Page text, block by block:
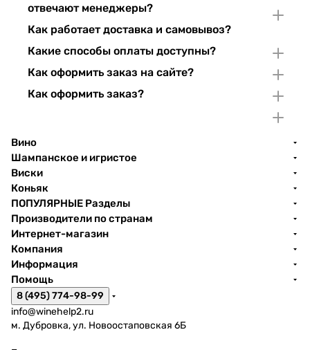
отвечают менеджеры?
Как работает доставка и самовывоз?
Какие способы оплаты доступны?
Как оформить заказ на сайте?
Как оформить заказ?
Вино
Шампанское и игристое
Виски
Коньяк
ПОПУЛЯРНЫЕ Разделы
Производители по странам
Интернет-магазин
Компания
Информация
Помощь
8 (495) 774-98-99
info@winehelp2.ru
м. Дубровка, ул. Новоостаповская 6Б